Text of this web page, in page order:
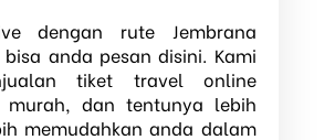
dengan rute Jembrana
anda pesan disini. Kami
tiket travel online
murah, dan tentunya lebih
memudahkan anda dalam